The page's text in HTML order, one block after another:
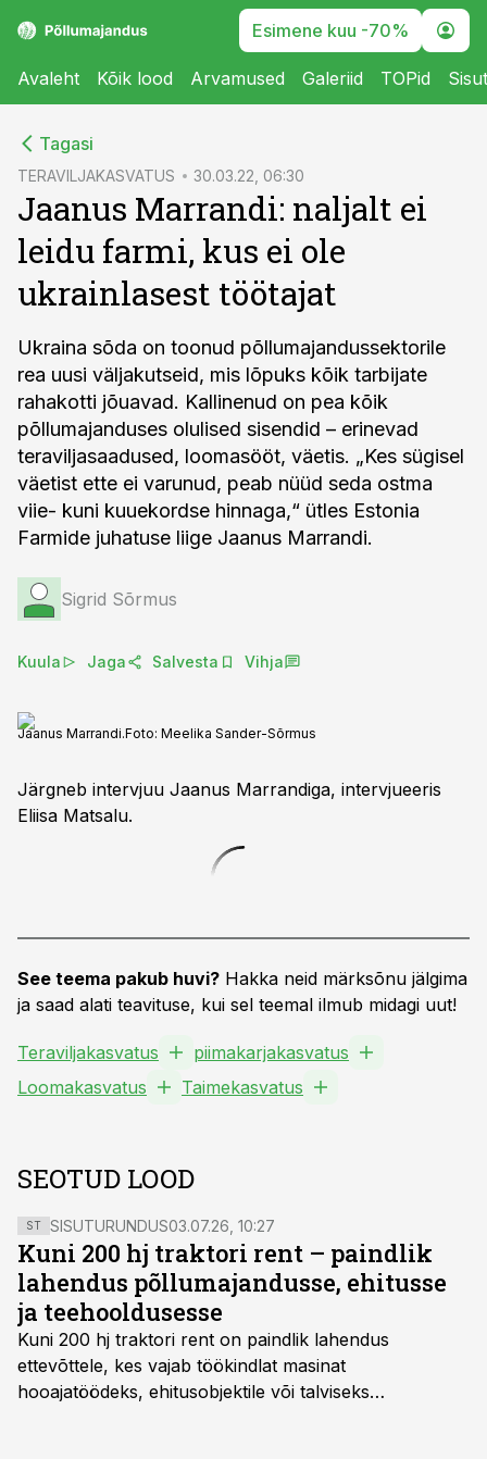
Esimene kuu -70%
Avaleht Kõik lood Arvamused Galeriid TOPid
Tagasi
TERAVILJAKASVATUS 30.03.22, 06:30
Jaanus Marrandi: naljalt ei
leidu farmi, kus ei ole
ukrainlasest töötajat
Ukraina sõda on toonud põllumajandussektorile
rea uusi väljakutseid, mis lõpuks kõik tarbijate
rahakotti jõuavad. Kallinenud on pea kõik
põllumajanduses olulised sisendid – erinevad
teraviljasaadused, loomasööt, väetis. „Kes sügisel
väetist ette ei varunud, peab nüüd seda ostma
viie- kuni kuuekordse hinnaga,“ ütles Estonia
Farmide juhatuse liige Jaanus Marrandi.
Sigrid Sõrmus
Kuula Jaga Salvesta Vihja
Jaanus Marrandi.Foto: Meelika Sander-Sõrmus
Järgneb intervjuu Jaanus Marrandiga, intervjueeris
Eliisa Matsalu.
See teema pakub huvi? Hakka neid märksõnu jälgima
ja saad alati teavituse, kui sel teemal ilmub midagi uut!
Teraviljakasvatus
piimakarjakasvatus
Loomakasvatus
Taimekasvatus
SEOTUD LOOD
ST SISUTURUNDUS03.07.26, 10:27
Kuni 200 hj traktori rent – paindlik
lahendus põllumajandusse, ehitusse
ja teehooldusesse
Kuni 200 hj traktori rent on paindlik lahendus
ettevõttele, kes vajab töökindlat masinat
hooajatöödeks, ehitusobjektile või talviseks